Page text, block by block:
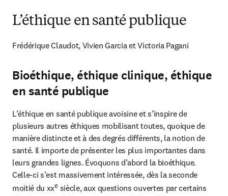
L’éthique en santé publique
Frédérique Claudot, Vivien Garcia et Victoria Pagani
Bioéthique, éthique clinique, éthique
en santé publique
L’éthique en santé publique avoisine et s’inspire de
plusieurs autres éthiques mobilisant toutes, quoique de
manière distincte et à des degrés différents, la notion de
santé. Il importe de présenter les plus importantes dans
leurs grandes lignes. Évoquons d’abord la bioéthique.
Celle-ci s’est massivement intéressée, dès la seconde
moitié du xxe siècle, aux questions ouvertes par certains